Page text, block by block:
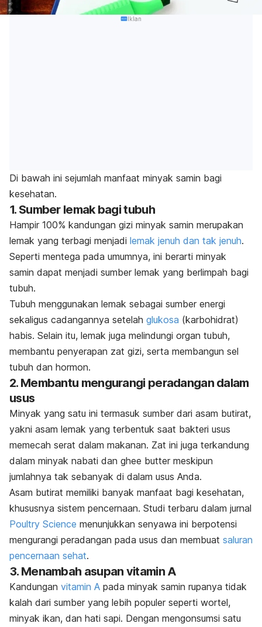
Iklan
Di bawah ini sejumlah manfaat minyak samin bagi
kesehatan.
1. Sumber lemak bagi tubuh
Hampir 100% kandungan gizi minyak samin merupakan
lemak yang terbagi menjadi lemak jenuh dan tak jenuh.
Seperti mentega pada umumnya, ini berarti minyak
samin dapat menjadi sumber lemak yang berlimpah bagi
tubuh.
Tubuh menggunakan lemak sebagai sumber energi
sekaligus cadangannya setelah glukosa (karbohidrat)
habis. Selain itu, lemak juga melindungi organ tubuh,
membantu penyerapan zat gizi, serta membangun sel
tubuh dan hormon.
2. Membantu mengurangi peradangan dalam
usus
Minyak yang satu ini termasuk sumber dari asam butirat,
yakni asam lemak yang terbentuk saat bakteri usus
memecah serat dalam makanan. Zat ini juga terkandung
dalam minyak nabati dan ghee butter meskipun
jumlahnya tak sebanyak di dalam usus Anda.
Asam butirat memiliki banyak manfaat bagi kesehatan,
khususnya sistem pencernaan. Studi terbaru dalam jurnal
Poultry Science menunjukkan senyawa ini berpotensi
mengurangi peradangan pada usus dan membuat saluran
pencernaan sehat.
3. Menambah asupan vitamin A
Kandungan vitamin A pada minyak samin rupanya tidak
kalah dari sumber yang lebih populer seperti wortel,
minyak ikan, dan hati sapi. Dengan mengonsumsi satu